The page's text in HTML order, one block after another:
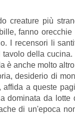
creature più
fanno
I recensori li
della
è anche molto
desiderio di
affida a queste
dominata da
di un'epoca